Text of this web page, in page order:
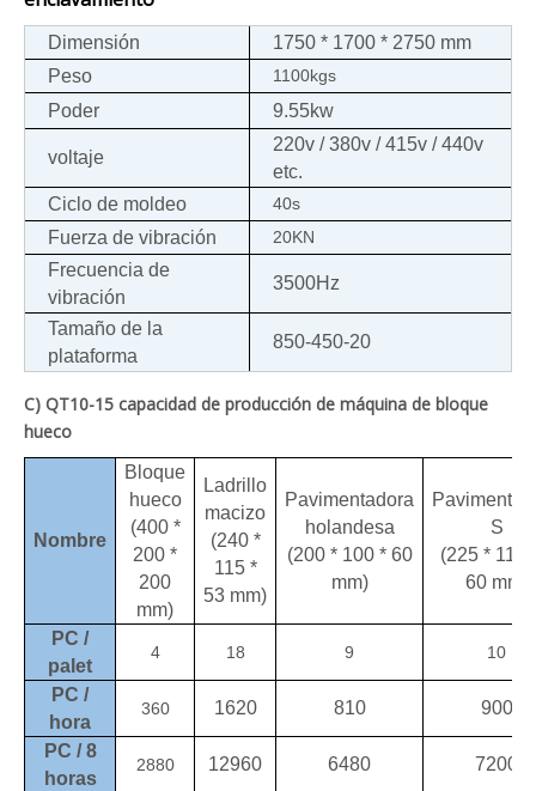
Dimensión
1750 * 1700 * 2750 mm
Peso
1100kgs
Poder 9.55kw
voltaje
220v / 380v / 415v / 440v
etc.
Ciclo de moldeo
40s
Fuerza de vibración 20KN
Frecuencia de
vibración
3500Hz
Tamaño de la
plataforma
850-450-20
C) QT10-15 capacidad de producción de máquina de bloque
hueco
Nombre
Bloque
hueco
(400 *
200 *
200
mm)
Ladrillo
macizo
(240 *
115 *
53 mm)
Pavimentadora
holandesa
(200 * 100 * 60
mm)
S
(225 *
60 mm)
PC /
palet
4 18 9 10
PC /
hora
360 1620 810 900
PC / 8
horas
2880 12960 6480 7200